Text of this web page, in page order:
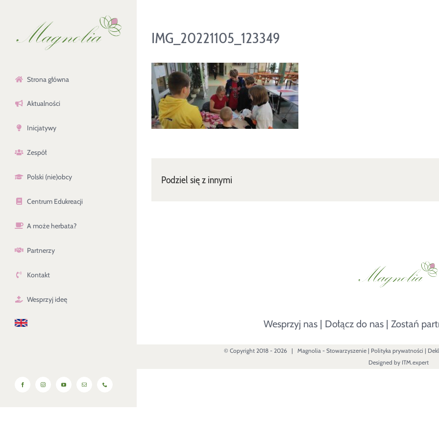
Strona główna
Aktualności
Inicjatywy
Zespół
Polski (nie)obcy
Centrum Edukreacji
A może herbata?
Partnerzy
Kontakt
Wesprzyj ideę
Facebook Instagram YouTube Email
IMG_20221105_123349
Podziel się z innymi
Wesprzyj nas| Dołącz do nas| Zostań
© Copyright 2018 - 2026 | Magnolia - Stowarzyszenie | Polityka prywatności |
Designed by ITM.expert